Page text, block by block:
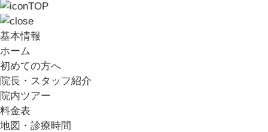
TOP
基本情報
ホーム
初めての方へ
院長・スタッフ紹介
院内ツアー
料金表
地図・診療時間